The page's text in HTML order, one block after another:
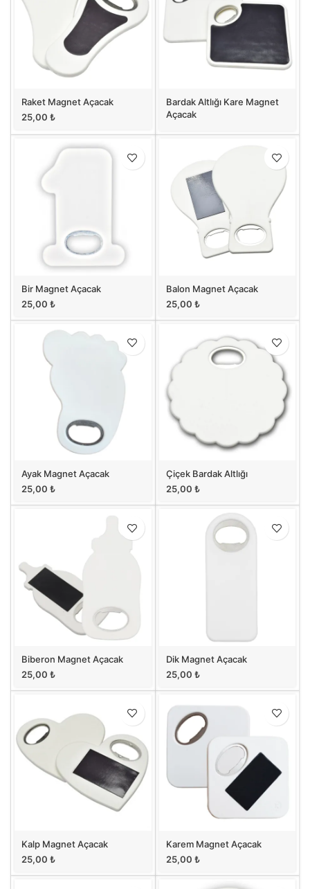
Raket Magnet Açacak
25,00 ₺
Bardak Altlığı Kare Magnet
Açacak
Bir Magnet Açacak
25,00 ₺
Balon Magnet Açacak
25,00 ₺
Ayak Magnet Açacak
25,00 ₺
Çiçek Bardak Altlığı
25,00 ₺
Biberon Magnet Açacak
25,00 ₺
Dik Magnet Açacak
25,00 ₺
Kalp Magnet Açacak
25,00 ₺
Karem Magnet Açacak
25,00 ₺